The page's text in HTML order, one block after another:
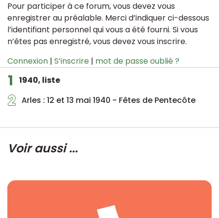
1 1940, liste
2 Arles : 12 et 13 mai 1940 - Fêtes de Pentecôte
Pour participer à ce forum, vous devez vous
enregistrer au préalable. Merci d’indiquer ci-dessous
l’identifiant personnel qui vous a été fourni. Si vous
n’êtes pas enregistré, vous devez vous inscrire.
Connexion | S’inscrire | mot de passe oublié ?
Voir aussi ...